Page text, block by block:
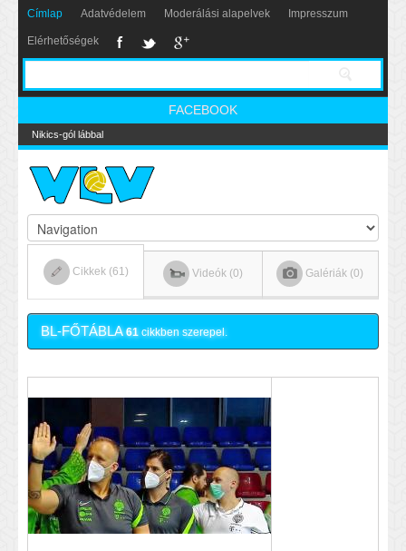
Címlap Adatvédelem Moderálási alapelvek Impresszum
Elérhetőségek
FACEBOOK
Nikics-gól lábbal
Cikkek (61) Videók (0) Galériák (0)
BL-FŐTÁBLA 61cikkben szerepel.